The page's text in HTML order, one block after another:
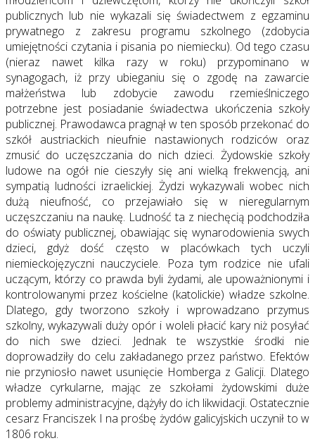
publicznych lub nie wykazali się świadectwem z egzaminu
prywatnego z zakresu programu szkolnego (zdobycia
umiejętności czytania i pisania po niemiecku). Od tego czasu
(nieraz nawet kilka razy w roku) przypominano w
synagogach, iż przy ubieganiu się o zgodę na zawarcie
małżeństwa lub zdobycie zawodu rzemieślniczego
potrzebne jest posiadanie świadectwa ukończenia szkoły
publicznej. Prawodawca pragnął w ten sposób przekonać do
szkół austriackich nieufnie nastawionych rodziców oraz
zmusić do uczęszczania do nich dzieci. Żydowskie szkoły
ludowe na ogół nie cieszyły się ani wielką frekwencją, ani
sympatią ludności izraelickiej. Żydzi wykazywali wobec nich
dużą nieufność, co przejawiało się w nieregularnym
uczęszczaniu na naukę. Ludność ta z niechęcią podchodziła
do oświaty publicznej, obawiając się wynarodowienia swych
dzieci, gdyż dość często w placówkach tych uczyli
niemieckojęzyczni nauczyciele. Poza tym rodzice nie ufali
uczącym, którzy co prawda byli żydami, ale upoważnionymi i
kontrolowanymi przez kościelne (katolickie) władze szkolne.
Dlatego, gdy tworzono szkoły i wprowadzano przymus
szkolny, wykazywali duży opór i woleli płacić kary niż posyłać
do nich swe dzieci. Jednak te wszystkie środki nie
doprowadziły do celu zakładanego przez państwo. Efektów
nie przyniosło nawet usunięcie Homberga z Galicji. Dlatego
władze cyrkularne, mając ze szkołami żydowskimi duże
problemy administracyjne, dążyły do ich likwidacji. Ostatecznie
cesarz Franciszek I na prośbę żydów galicyjskich uczynił to w
1806 roku.